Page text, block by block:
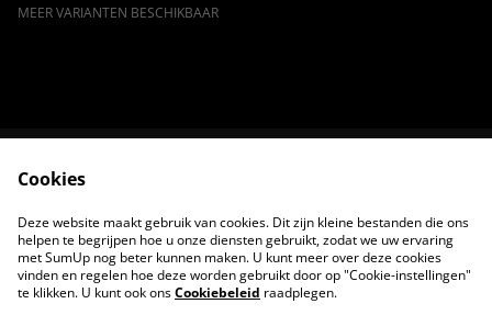
MEER VARIANTEN BESCHIKBAAR
Neem contact met
ons op
Privacybeleid
Cookiebeleid
Cookies
Deze website maakt gebruik van cookies. Dit zijn kleine bestanden die ons
helpen te begrijpen hoe u onze diensten gebruikt, zodat we uw ervaring
met SumUp nog beter kunnen maken. U kunt meer over deze cookies
vinden en regelen hoe deze worden gebruikt door op "Cookie-instellingen"
te klikken. U kunt ook onsCookiebeleid raadplegen.